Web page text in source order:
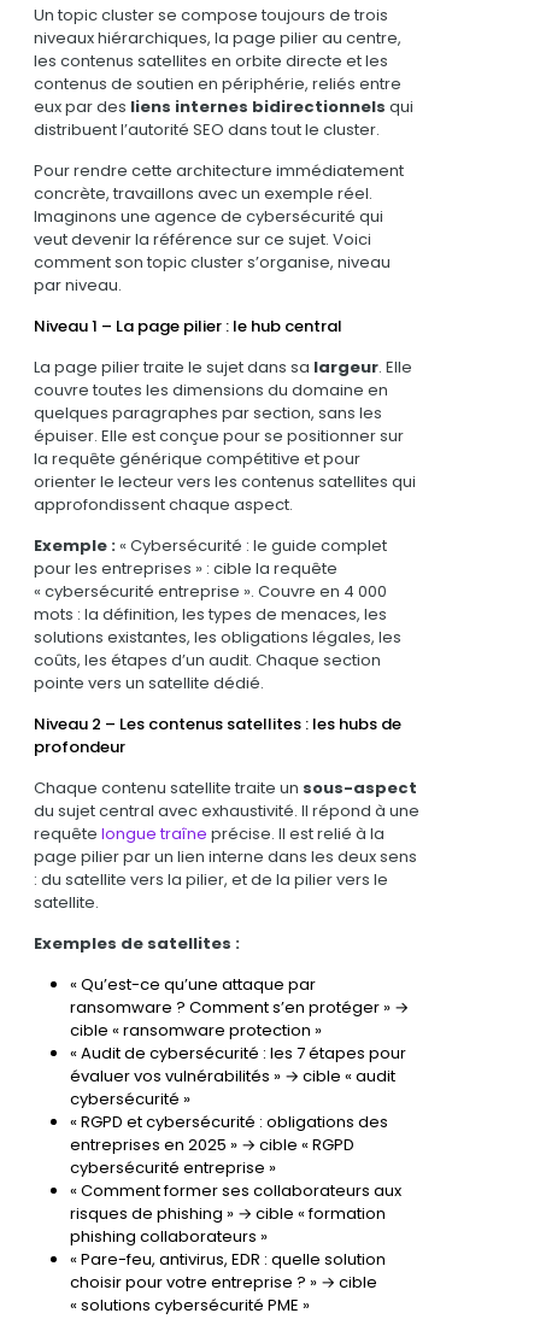
Un topic cluster se compose toujours de trois
niveaux hiérarchiques, la page pilier au centre,
les contenus satellites en orbite directe et les
contenus de soutien en périphérie, reliés entre
eux par des liens internes bidirectionnels qui
distribuent l’autorité SEO dans tout le cluster.
Pour rendre cette architecture immédiatement
concrète, travaillons avec un exemple réel.
Imaginons une agence de cybersécurité qui
veut devenir la référence sur ce sujet. Voici
comment son topic cluster s’organise, niveau
par niveau.
Niveau 1 – La page pilier : le hub central
La page pilier traite le sujet dans sa largeur. Elle
couvre toutes les dimensions du domaine en
quelques paragraphes par section, sans les
épuiser. Elle est conçue pour se positionner sur
la requête générique compétitive et pour
orienter le lecteur vers les contenus satellites qui
approfondissent chaque aspect.
Exemple :« Cybersécurité : le guide complet
pour les entreprises » : cible la requête
« cybersécurité entreprise ». Couvre en 4 000
mots : la définition, les types de menaces, les
solutions existantes, les obligations légales, les
coûts, les étapes d’un audit. Chaque section
pointe vers un satellite dédié.
Niveau 2 – Les contenus satellites : les hubs de
profondeur
Chaque contenu satellite traite un sous-aspect
du sujet central avec exhaustivité. Il répond à une
requête longue traîne précise. Il est relié à la
page pilier par un lien interne dans les deux sens
: du satellite vers la pilier, et de la pilier vers le
satellite.
Exemples de satellites :
« Qu’est-ce qu’une attaque par
ransomware ? Comment s’en protéger » →
cible « ransomware protection »
« Audit de cybersécurité : les 7 étapes pour
évaluer vos vulnérabilités » → cible « audit
cybersécurité »
« RGPD et cybersécurité : obligations des
entreprises en 2025 » → cible « RGPD
cybersécurité entreprise »
« Comment former ses collaborateurs aux
risques de phishing » → cible « formation
phishing collaborateurs »
« Pare-feu, antivirus, EDR : quelle solution
choisir pour votre entreprise ? » → cible
« solutions cybersécurité PME »